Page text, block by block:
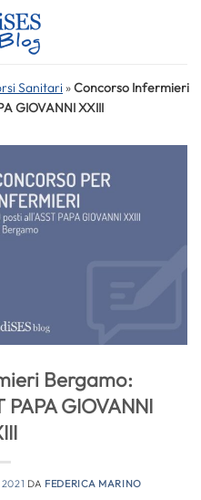
Sanitari »Concorso Infermieri
GIOVANNI XXIII
Bergamo:
PAPA GIOVANNI
DA FEDERICA MARINO